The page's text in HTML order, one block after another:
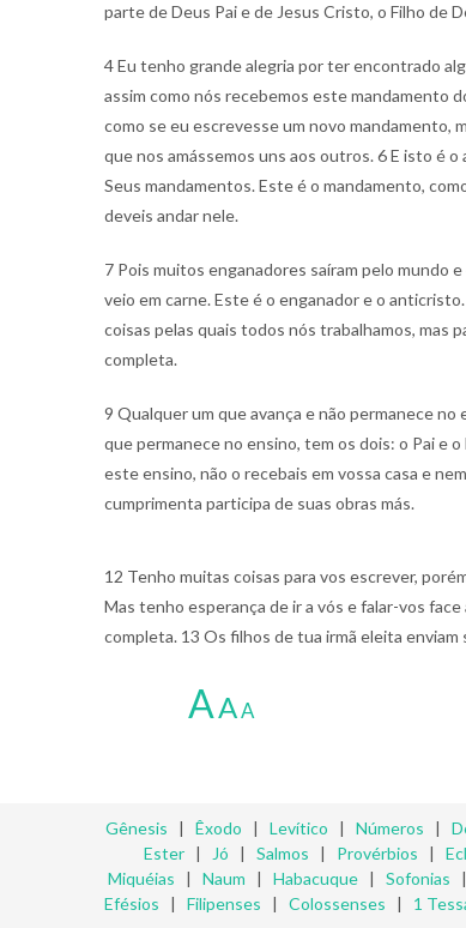
parte de Deus Pai e de Jesus Cristo, o Filho de
4 Eu tenho grande alegria por ter encontrado
assim como nós recebemos este mandamento
como se eu escrevesse um novo mandamento,
que nos amássemos uns aos outros. 6 E isto é
Seus mandamentos. Este é o mandamento,
deveis andar nele.
7 Pois muitos enganadores saíram pelo mundo
veio em carne. Este é o enganador e o
coisas pelas quais todos nós trabalhamos, mas
completa.
9 Qualquer um que avança e não permanece
que permanece no ensino, tem os dois: o Pai e
este ensino, não o recebais em vossa casa e
cumprimenta participa de suas obras más.
12 Tenho muitas coisas para vos escrever,
Mas tenho esperança de ir a vós e falar-vos face
completa. 13 Os filhos de tua irmã eleita enviam
AAA
Gênesis | Êxodo | Levítico | Números |
Ester| Jó | Salmos | Provérbios |
Miquéias | Naum | Habacuque | Sofonias
Efésios | Filipenses | Colossenses | 1